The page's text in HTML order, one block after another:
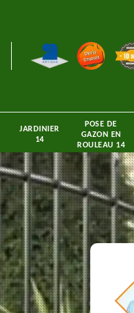
JARDINIER
14
POSE DE
GAZON EN
ROULEAU 14